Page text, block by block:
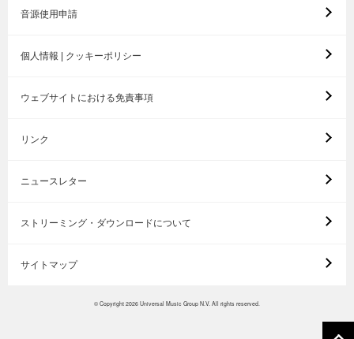
音源使用申請
個人情報 | クッキーポリシー
ウェブサイトにおける免責事項
リンク
ニュースレター
ストリーミング・ダウンロードについて
サイトマップ
© Copyright 2026 Universal Music Group N.V. All rights reserved.